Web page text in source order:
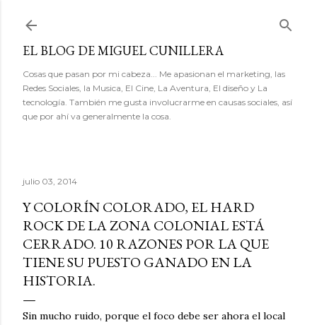
EL BLOG DE MIGUEL CUNILLERA
Cosas que pasan por mi cabeza... Me apasionan el marketing, las
Redes Sociales, la Musica, El Cine, La Aventura, El diseño y La
tecnología. También me gusta involucrarme en causas sociales, así
que por ahí va generalmente la cosa.
julio 03, 2014
Y COLORÍN COLORADO, EL HARD
ROCK DE LA ZONA COLONIAL ESTÁ
CERRADO. 10 RAZONES POR LA QUE
TIENE SU PUESTO GANADO EN LA
HISTORIA.
Sin mucho ruido, porque el foco debe ser ahora el local